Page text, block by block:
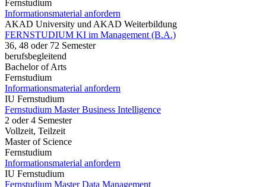
Fernstudium
Informationsmaterial anfordern
AKAD University und AKAD Weiterbildung
FERNSTUDIUM KI im Management (B.A.)
36, 48 oder 72 Semester
berufsbegleitend
Bachelor of Arts
Fernstudium
Informationsmaterial anfordern
IU Fernstudium
Fernstudium Master Business Intelligence
2 oder 4 Semester
Vollzeit, Teilzeit
Master of Science
Fernstudium
Informationsmaterial anfordern
IU Fernstudium
Fernstudium Master Data Management